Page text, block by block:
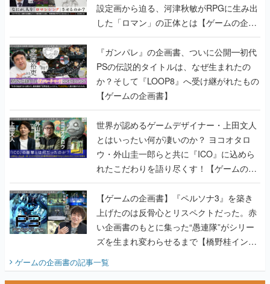
設定画から迫る、河津秋敏がRPGに生み出
した「ロマン」の正体とは【ゲームの企画
書】
『ガンパレ』の企画書、ついに公開━初代
PSの伝説的タイトルは、なぜ生まれたの
か？そして『LOOP8』へ受け継がれたもの
【ゲームの企画書】
世界が認めるゲームデザイナー・上田文人
とはいったい何が凄いのか？ ヨコオタロ
ウ・外山圭一郎らと共に『ICO』に込めら
れたこだわりを語り尽くす！【ゲームの企
画書】
【ゲームの企画書】『ペルソナ3』を築き
上げたのは反骨心とリスペクトだった。赤
い企画書のもとに集った“愚連隊”がシリー
ズを生まれ変わらせるまで【橋野桂インタ
ゲームの企画書の記事一覧